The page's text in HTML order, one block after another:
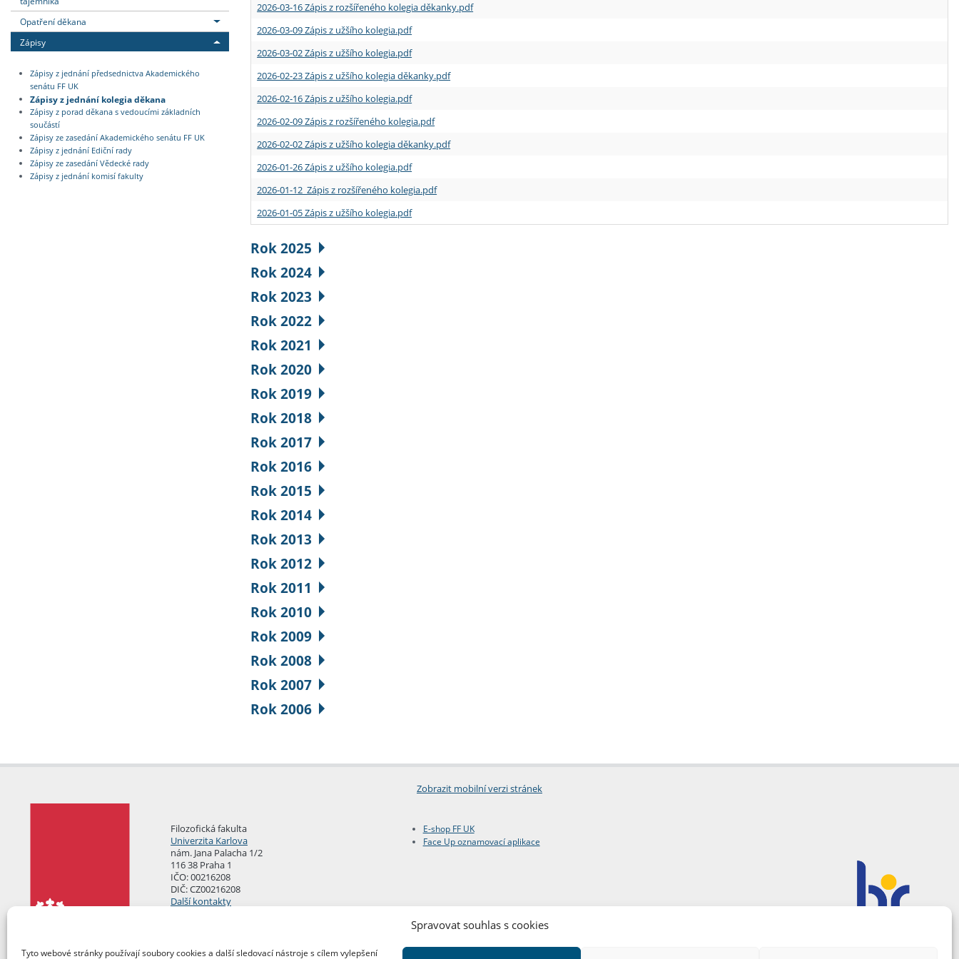
Spravovat souhlas s cookies
Tyto webové stránky používají soubory cookies a další sledovací nástroje s cílem vylepšení
Opatření děkana
Zápisy
Zápisy z jednání předsednictva Akademického
senátu FF UK
Zápisy z jednání kolegia děkana
Zápisy z porad děkana s vedoucími základních
součástí
Zápisy ze zasedání Akademického senátu FF UK
Zápisy z jednání Ediční rady
Zápisy ze zasedání Vědecké rady
Zápisy z jednání komisí fakulty
2026-03-16 Zápis z rozšířeného kolegia děkanky.pdf
2026-03-09 Zápis z užšího kolegia.pdf
2026-03-02 Zápis z užšího kolegia.pdf
2026-02-23 Zápis z užšího kolegia děkanky.pdf
2026-02-16 Zápis z užšího kolegia.pdf
2026-02-09 Zápis z rozšířeného kolegia.pdf
2026-02-02 Zápis z užšího kolegia děkanky.pdf
2026-01-26 Zápis z užšího kolegia.pdf
2026-01-12 Zápis z rozšířeného kolegia.pdf
2026-01-05 Zápis z užšího kolegia.pdf
Rok 2025
Rok 2024
Rok 2023
Rok 2022
Rok 2021
Rok 2020
Rok 2019
Rok 2018
Rok 2017
Rok 2016
Rok 2015
Rok 2014
Rok 2013
Rok 2012
Rok 2011
Rok 2010
Rok 2009
Rok 2008
Rok 2007
Rok 2006
Zobrazit mobilní verzi stránek
Filozofická fakulta
Univerzita Karlova
nám. Jana Palacha 1/2
116 38 Praha 1
IČO: 00216208
DIČ: CZ00216208
Další kontakty
E-shop FF UK
Face Up oznamovací aplikace